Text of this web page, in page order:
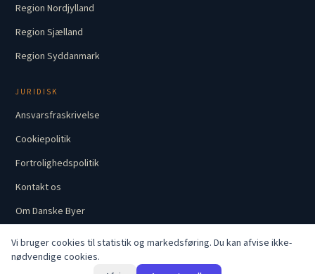
Vi bruger cookies til statistik og markedsføring. Du kan afvise ikke-
nødvendige cookies.
Region Nordjylland
Region Sjælland
Region Syddanmark
JURIDISK
Ansvarsfraskrivelse
Cookiepolitik
Fortrolighedspolitik
Kontakt os
Om Danske Byer
Del af Seofy-netværket